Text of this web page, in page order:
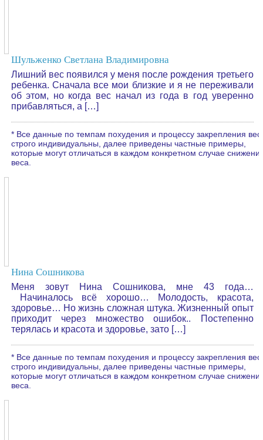
Шульженко Светлана Владимировна
Лишний вес появился у меня после рождения третьего
ребенка. Сначала все мои близкие и я не переживали
об этом, но когда вес начал из года в год уверенно
прибавляться, а […]
* Все данные по темпам похудения и процессу закрепления
строго индивидуальны, далее приведены частные примеры,
которые могут отличаться в каждом конкретном случае
веса.
Нина Сошникова
Меня зовут Нина Сошникова, мне 43 года…
Начиналось всё хорошо… Молодость, красота,
здоровье… Но жизнь сложная штука. Жизненный опыт
приходит через множество ошибок.. Постепенно
терялась и красота и здоровье, зато […]
* Все данные по темпам похудения и процессу закрепления
строго индивидуальны, далее приведены частные примеры,
которые могут отличаться в каждом конкретном случае
веса.